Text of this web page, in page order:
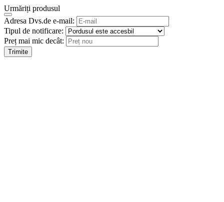
Urmăriți produsul
Adresa Dvs.de e-mail:
Tipul de notificare:
Preț mai mic decât:
Trimite